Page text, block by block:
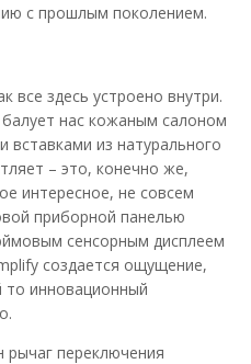
с прошлым поколением.
все здесь устроено внутри.
нас кожаным салоном
вставками из натурального
– это, конечно же,
интересное, не совсем
приборной панелью
сенсорным дисплеем
создается ощущение,
то инновационный
переключения